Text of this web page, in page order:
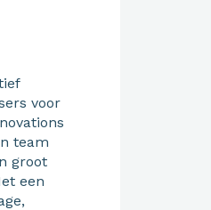
voor
team
groot
een